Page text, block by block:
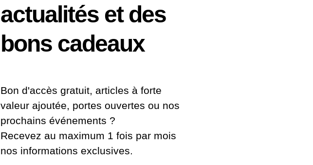
actualités et des
bons cadeaux
Bon d'accès gratuit, articles à forte
valeur ajoutée, portes ouvertes ou nos
prochains événements ?
Recevez au maximum 1 fois par mois
nos informations exclusives.